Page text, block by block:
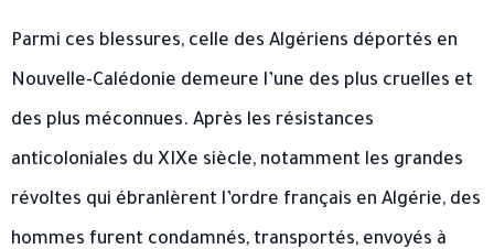
Parmi ces blessures, celle des Algériens déportés en
Nouvelle-Calédonie demeure l’une des plus cruelles et
des plus méconnues. Après les résistances
anticoloniales du XIXe siècle, notamment les grandes
révoltes qui ébranlèrent l’ordre français en Algérie, des
hommes furent condamnés, transportés, envoyés à